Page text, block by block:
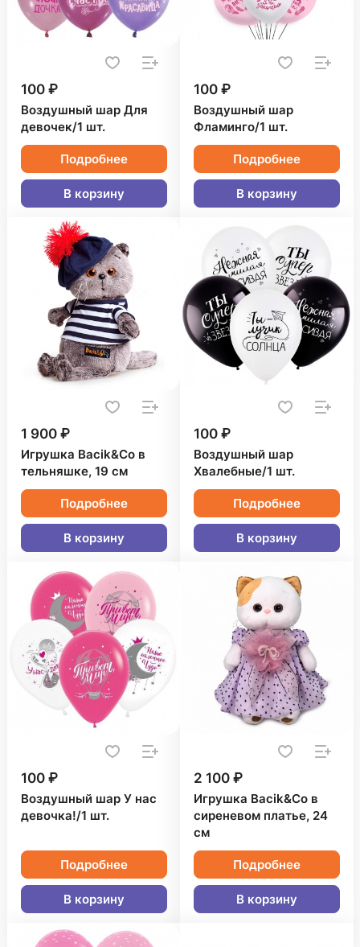
100 ₽
Воздушный шар Для
девочек/1 шт.
Подробнее
В корзину
100 ₽
Воздушный шар
Фламинго/1 шт.
Подробнее
В корзину
1 900 ₽
Игрушка Bacik&Co в
тельняшке, 19 см
Подробнее
В корзину
100 ₽
Воздушный шар
Хвалебные/1 шт.
Подробнее
В корзину
100 ₽
Воздушный шар У нас
девочка!/1 шт.
Подробнее
В корзину
2 100 ₽
Игрушка Bacik&Co в
сиреневом платье, 24
см
Подробнее
В корзину